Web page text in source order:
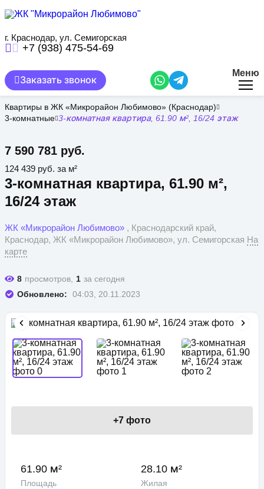
содержанию
г. Краснодар, ул. Семигорская
+7 (938) 475-54-69
Заказать звонок
Меню
Квартиры в ЖК «Микрорайон Любимово» (Краснодар)
3-комнатные 3-комнатная квартира, 61.90 м², 16/24 этаж
3-комнатная квартира, 61.90 м²,
16/24 этаж
7 590 781 руб.
ЖК «Микрорайон Любимово» , Краснодарский край,
Краснодар, ЖК «Микрорайон Любимово», ул. Семигорская На
карте
124 439 руб. за м²
8 просмотров, 1 за сегодня
Обновлено:
04:03, 20.11.2023
+7 фото
61.90 м²
Площадь
28.10 м²
Жилая